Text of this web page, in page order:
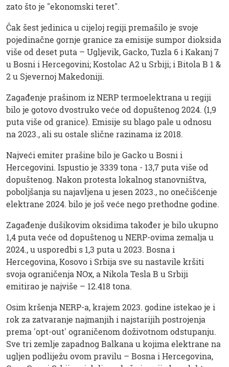
zato što je "ekonomski teret".
Čak šest jedinica u cijeloj regiji premašilo je svoje
pojedinačne gornje granice za emisije sumpor dioksida
više od deset puta – Ugljevik, Gacko, Tuzla 6 i Kakanj 7
u Bosni i Hercegovini; Kostolac A2 u Srbiji; i Bitola B 1 &
2 u Sjevernoj Makedoniji.
Zagađenje prašinom iz NERP termoelektrana u regiji
bilo je gotovo dvostruko veće od dopuštenog 2024. (1,9
puta više od granice). Emisije su blago pale u odnosu
na 2023., ali su ostale slične razinama iz 2018.
Najveći emiter prašine bilo je Gacko u Bosni i
Hercegovini. Ispustio je 3339 tona - 13,7 puta više od
dopuštenog. Nakon protesta lokalnog stanovništva,
poboljšanja su najavljena u jesen 2023., no onečišćenje
elektrane 2024. bilo je još veće nego prethodne godine.
Zagađenje dušikovim oksidima također je bilo ukupno
1,4 puta veće od dopuštenog u NERP-ovima zemalja u
2024., u usporedbi s 1,3 puta u 2023. Bosna i
Hercegovina, Kosovo i Srbija sve su nastavile kršiti
svoja ograničenja NOx, a Nikola Tesla B u Srbiji
emitirao je najviše – 12.418 tona.
Osim kršenja NERP-a, krajem 2023. godine istekao je i
rok za zatvaranje najmanjih i najstarijih postrojenja
prema 'opt-out' ograničenom doživotnom odstupanju.
Sve tri zemlje zapadnog Balkana u kojima elektrane na
ugljen podliježu ovom pravilu – Bosna i Hercegovina,